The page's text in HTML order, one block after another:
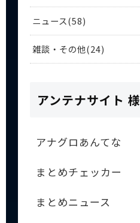
ニュース 58
雑談・その他 24
アンテナサイト 様
アナグロあんてな
まとめチェッカー
まとめニュース